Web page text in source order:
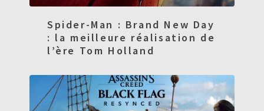
Spider-Man : Brand New Day
: la meilleure réalisation de
l’ère Tom Holland